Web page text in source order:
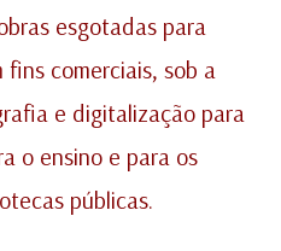
esgotadas para
fins comerciais, sob a
e digitalização para
o ensino e para os
públicas.